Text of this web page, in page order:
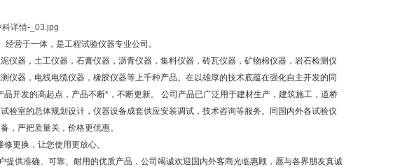
营于一体，是工程试验仪器专业公司。
器，土工仪器，石膏仪器，沥青仪器，集料仪器，砖瓦仪器，矿物棉仪器，岩石检测仪
器，电线电缆仪器，橡胶仪器等上千种产品。在以雄厚的技术底蕴在强化自主开发的同
开发的高起点，产品不断*，不断更新。 公司产品已广泛用于建材生产，建筑施工，道桥
室的总体规划设计，仪器设备成套供应安装调试，技术咨询等服务。同国内外各试验仪
，严把质量关，价格更优惠。
更换，让您使用更放心。
供准确、可靠、耐用的优质产品，公司竭诚欢迎国内外客商光临惠顾，愿与各界朋友真诚